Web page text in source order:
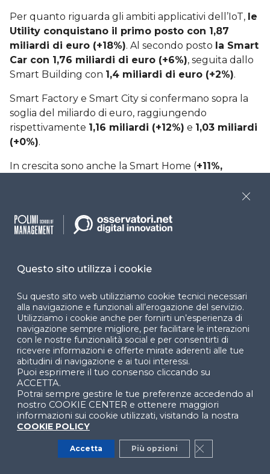
Per quanto riguarda gli ambiti applicativi dell’IoT, le
Utility conquistano il primo posto con 1,87
miliardi di euro (+18%). Al secondo posto la Smart
Car con 1,76 miliardi di euro (+6%), seguita dallo
Smart Building con 1,4 miliardi di euro (+2%).
Smart Factory e Smart City si confermano sopra la
soglia del miliardo di euro, raggiungendo
rispettivamente 1,16 miliardi (+12%) e 1,03 miliardi
(+0%).
In crescita sono anche la Smart Home (+11%,
900 milioni di euro,
+9%),lo Smart Asset Management (
euro, +18%
) e
Questo sito utilizza i cookie
Su questo sito web utilizziamo cookie tecnici necessari
alla navigazione e funzionali all’erogazione del servizio.
Utilizziamo i cookie anche per fornirti un’esperienza di
navigazione sempre migliore, per facilitare le interazioni
con le nostre funzionalità social e per consentirti di
ricevere informazioni e offerte mirate aderenti alle tue
abitudini di navigazione e ai tuoi interessi.
Puoi esprimere il tuo consenso cliccando su
ACCETTA.
Potrai sempre gestire le tue preferenze accedendo al
nostro COOKIE CENTER e ottenere maggiori
informazioni sui cookie utilizzati, visitando la nostra
COOKIE POLICY
Accetta Più opzioni Close GDPR